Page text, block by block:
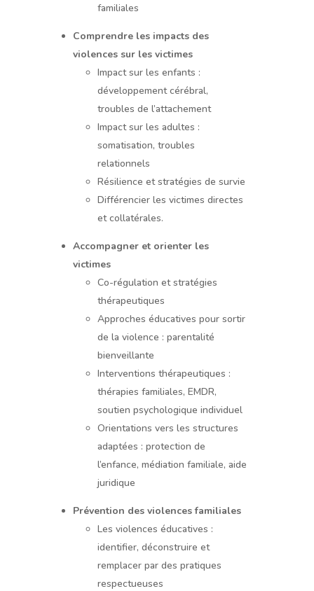
familiales
Comprendre les impacts des
violences sur les victimes
Impact sur les enfants :
développement cérébral,
troubles de l’attachement
Impact sur les adultes :
somatisation, troubles
relationnels
Résilience et stratégies de survie
Différencier les victimes directes
et collatérales.
Accompagner et orienter les
victimes
Co-régulation et stratégies
thérapeutiques
Approches éducatives pour sortir
de la violence : parentalité
bienveillante
Interventions thérapeutiques :
thérapies familiales, EMDR,
soutien psychologique individuel
Orientations vers les structures
adaptées : protection de
l’enfance, médiation familiale, aide
juridique
Prévention des violences familiales
Les violences éducatives :
identifier, déconstruire et
remplacer par des pratiques
respectueuses